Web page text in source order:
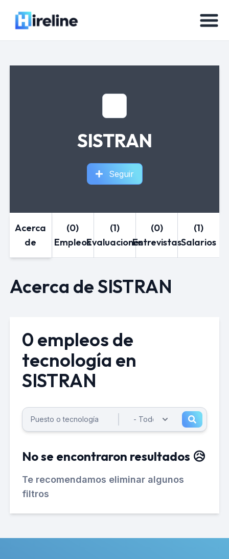
SISTRAN
Seguir
Acerca
de
(0)
Empleos
(1)
Evaluaciones
(0)
Entrevistas
(1)
Salarios
Acerca de SISTRAN
0 empleos de
tecnología en
SISTRAN
No se encontraron resultados 😥
Te recomendamos eliminar algunos
filtros